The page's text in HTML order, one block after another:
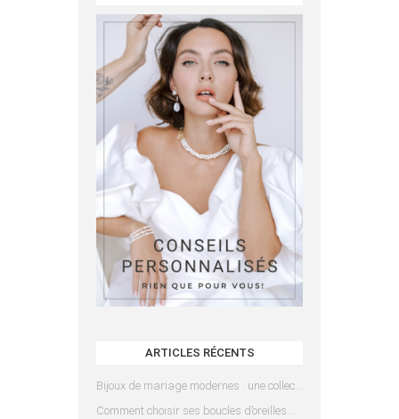
ARTICLES RÉCENTS
Bijoux de mariage modernes : une collection pensée pour les mariées d’aujourd’hui
Comment choisir ses boucles d’oreilles de mariée en fonction de sa coiffure ?